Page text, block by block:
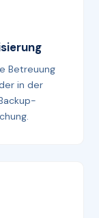
Betreuung
in der